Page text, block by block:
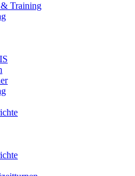
Training